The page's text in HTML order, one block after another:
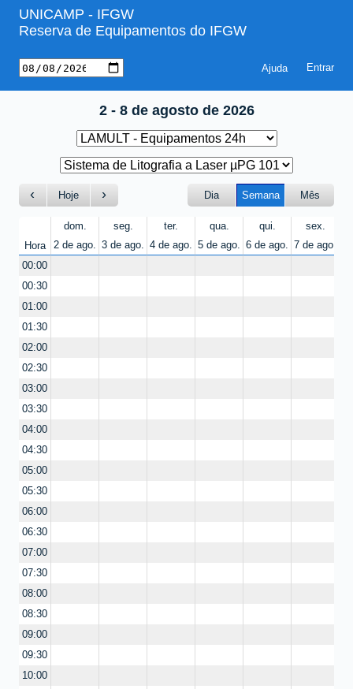
UNICAMP - IFGW
Reserva de Equipamentos do IFGW
Ajuda
2 - 8 de agosto de 2026
Hoje Dia Semana Mês
dom. seg. ter. qua. qui.
sex.
Hora
2 de ago. 3 de ago. 4 de ago. 5 de ago. 6 de ago. 7 de ago.
00:00
00:30
01:00
01:30
02:00
02:30
03:00
03:30
04:00
04:30
05:00
05:30
06:00
06:30
07:00
07:30
08:00
08:30
09:00
09:30
10:00